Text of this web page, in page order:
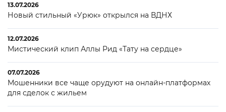
13.07.2026
Новый стильный «Урюк» открылся на ВДНХ
12.07.2026
Мистический клип Аллы Рид «Тату на сердце»
07.07.2026
Мошенники все чаще орудуют на онлайн-платформах
для сделок с жильем